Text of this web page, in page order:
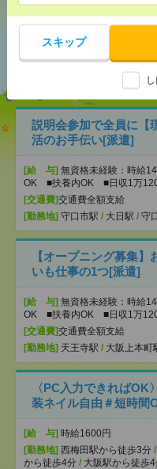
スキップあなたの閲覧
説明会参加で全員に【
活のお手伝い[派遣]
[給 与] 無資格未経験：時給
OK ■扶養内OK ■日収1万
[交通費]交通費全額支給
[勤務地] 守口市駅 / 大日駅 / 守
【オープニング募集
いも仕事の1つ[派遣]
[給 与] 無資格未経験：時給
OK ■扶養内OK ■日収1万
[交通費]交通費全額支給
[勤務地] 天王寺駅 / 大阪上本町
〈PC入力できればOK
装ネイル自由＃短時間
[給 与] 時給1600円
[勤務地] 西梅田駅から徒歩3分 /
から徒歩4分 / 大阪駅から徒歩